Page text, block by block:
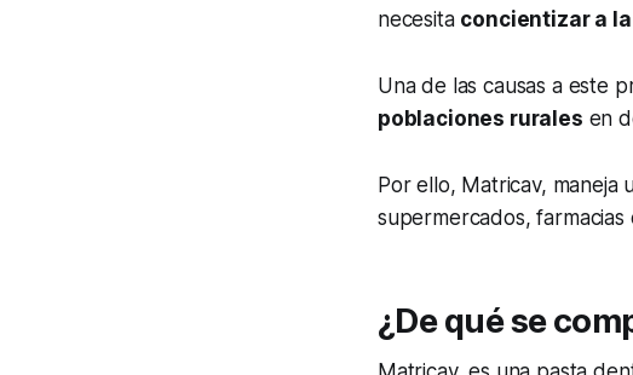
necesita concientizar a
Una de las causas a este
poblaciones rurales en
Por ello, Matricav, maneja
supermercados,
¿De qué se